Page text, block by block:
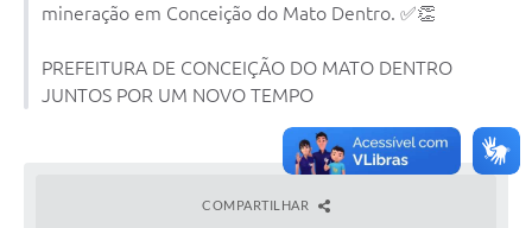
mineração em Conceição do Mato Dentro. ✅👏
PREFEITURA DE CONCEIÇÃO DO MATO DENTRO
JUNTOS POR UM NOVO TEMPO
COMPARTILHAR